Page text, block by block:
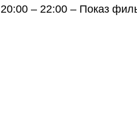
20:00 – 22:00 – Показ